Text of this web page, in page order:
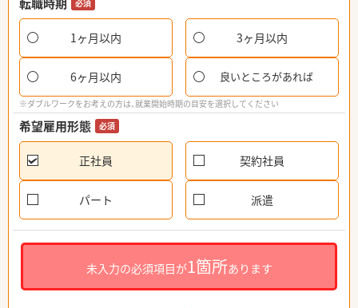
必須
1ヶ月以内 3ヶ月以内
6ヶ月以内 良いところがあれば
※ダブルワークをお考えの方は、就業開始時期の目安を選択してください
希望雇用形態 必須
正社員 契約社員
パート 派遣
未入力の必須項目が1箇所あります